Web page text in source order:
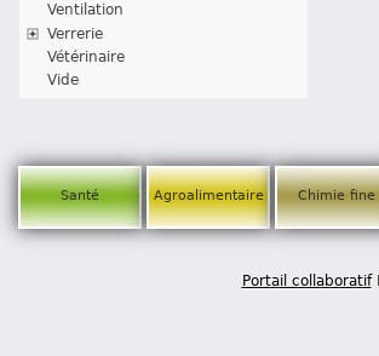
Ventilation
Verrerie
Vétérinaire
Vide
Santé Agroalimentaire Chimie fine
Portail collaboratif